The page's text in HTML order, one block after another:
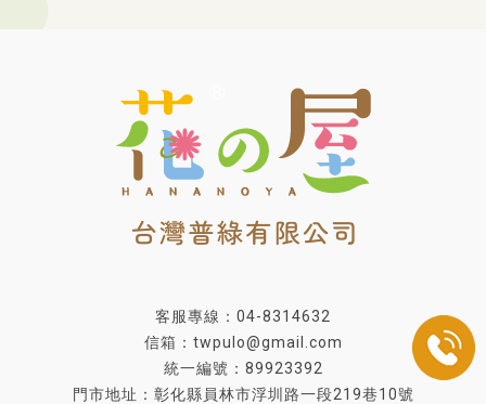
客服專線：04-8314632
信箱：twpulo@gmail.com
統一編號：89923392
門市地址：彰化縣員林市浮圳路一段219巷10號